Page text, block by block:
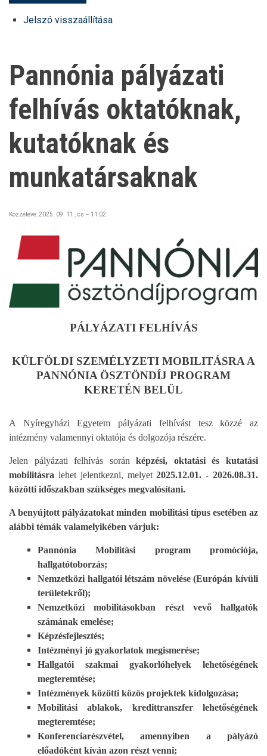
Jelszó visszaállítása
Pannónia pályázati
felhívás oktatóknak,
kutatóknak és
munkatársaknak
Közzétéve:2025. 09. 11., cs – 11:02
PÁLYÁZATI FELHÍVÁS
KÜLFÖLDI SZEMÉLYZETI MOBILITÁSRA A
PANNÓNIA ÖSZTÖNDÍJ PROGRAM
KERETÉN BELÜL
A Nyíregyházi Egyetem pályázati felhívást tesz közzé az
intézmény valamennyi oktatója és dolgozója részére.
Jelen pályázati felhívás soránképzési, oktatási és kutatási
mobilitásra lehet jelentkezni, melyet2025.12.01. - 2026.08.31.
közötti időszakban szükséges megvalósítani.
A benyújtott pályázatokat minden mobilitási típus esetében az
alábbi témák valamelyikében várjuk:
Pannónia Mobilitási program promóciója,
hallgatótoborzás;
Nemzetközi hallgatói létszám növelése (Európán kívüli
területekről);
Nemzetközi mobilitásokban részt vevő hallgatók
számának emelése;
Képzésfejlesztés;
Intézményi jó gyakorlatok megismerése;
Hallgatói szakmai gyakorlóhelyek lehetőségének
megteremtése;
Intézmények közötti közös projektek kidolgozása;
Mobilitási ablakok, kredittranszfer lehetőségének
megteremtése;
Konferenciarészvétel, amennyiben a pályázó
előadóként kíván azon részt venni;